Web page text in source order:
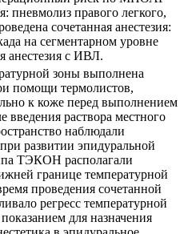
пневмолиз правого легкого,
сочетанная анестезия:
на сегментарном уровне
анестезия с ИВЛ.
зоны выполнена
помощи термолистов,
к коже перед выполнением
введения раствора местного
наблюдали
развитии эпидуральной
ТЭКОН располагали
границе температурной
проведения сочетанной
регресс температурной
для назначения